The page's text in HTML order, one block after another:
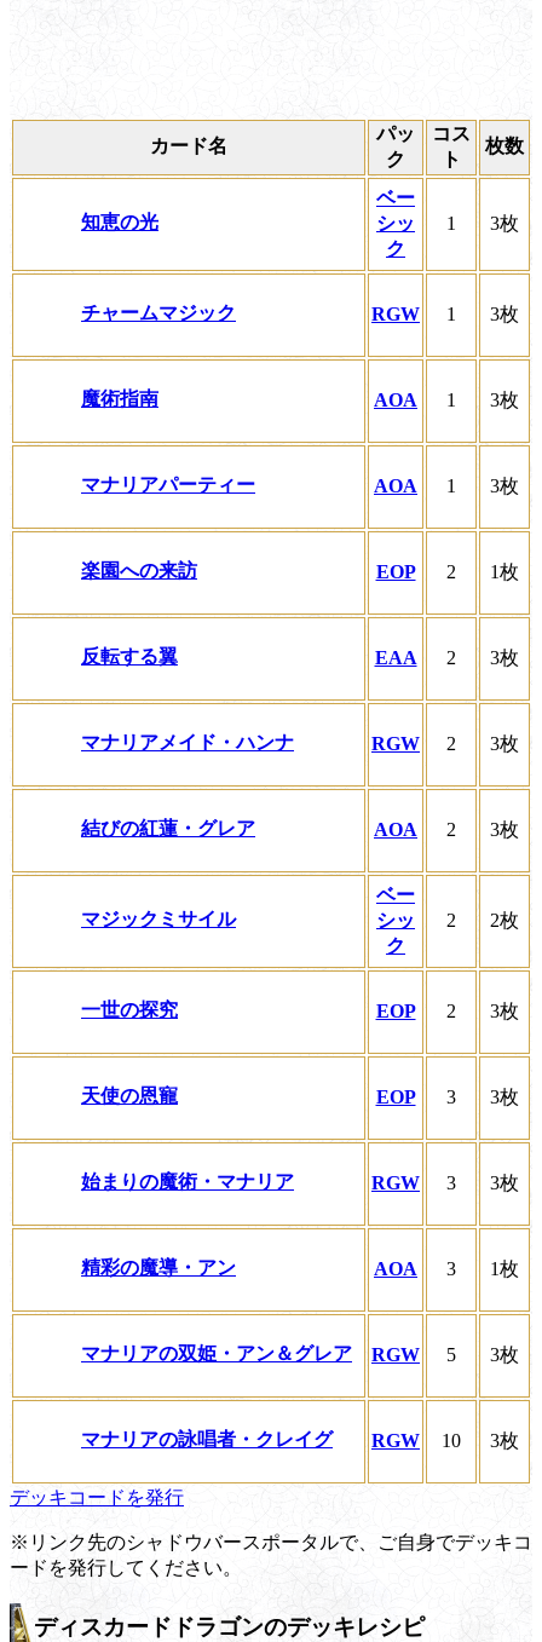
カード名
パッ
ク
コス
ト
枚数
知恵の光
ベー
シッ
ク
1 3枚
チャームマジック RGW 1 3枚
魔術指南 AOA 1 3枚
マナリアパーティー AOA 1 3枚
楽園への来訪 EOP 2 1枚
反転する翼 EAA 2 3枚
マナリアメイド・ハンナ RGW 2 3枚
結びの紅蓮・グレア AOA 2 3枚
マジックミサイル
ベー
シッ
ク
2 2枚
一世の探究 EOP 2 3枚
天使の恩寵 EOP 3 3枚
始まりの魔術・マナリア RGW 3 3枚
精彩の魔導・アン AOA 3 1枚
マナリアの双姫・アン＆グレア RGW 5 3枚
マナリアの詠唱者・クレイグ RGW 10 3枚
デッキコードを発行
※リンク先のシャドウバースポータルで、ご自身でデッキコ
ードを発行してください。
ディスカードドラゴンのデッキレシピ